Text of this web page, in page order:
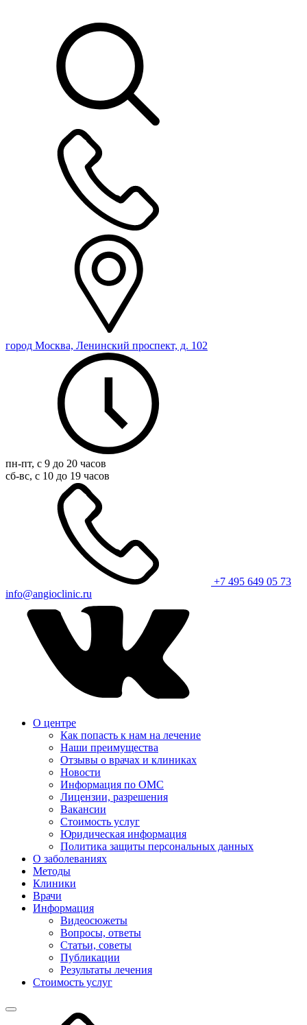
город Москва, Ленинский проспект, д. 102
пн-пт, с 9 до 20 часов
сб-вс, с 10 до 19 часов
+7 495 649 05 73
info@angioclinic.ru
О центре
Как попасть к нам на лечение
Наши преимущества
Отзывы о врачах и клиниках
Новости
Информация по ОМС
Лицензии, разрешения
Вакансии
Стоимость услуг
Юридическая информация
Политика защиты персональных данных
О заболеваниях
Методы
Клиники
Врачи
Информация
Видеосюжеты
Вопросы, ответы
Статьи, советы
Публикации
Результаты лечения
Стоимость услуг